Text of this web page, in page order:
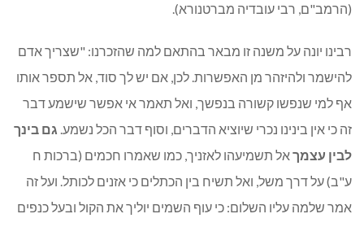
(הרמב"ם, רבי עובדיה מברטנורא).
רבינו יונה על משנה זו מבאר בהתאם למה שהזכרנו: "שצריך אדם
להישמר ולהיזהר מן האפשרות. לכן, אם יש לך סוד, אל תספר אותו
אף למי שנפשו קשורה בנפשך, ואל תאמר אי אפשר שישמע דבר
זה כי אין בינינו נכרי שיוציא הדברים, וסוף דבר הכל נשמע. גם בינך
לבין עצמךאל תשמיעהו לאזניך, כמו שאמרו חכמים (ברכות ח
ע"ב) על דרך משל, ואל תשיח בין הכתלים כי אזנים לכותל. ועל זה
אמר שלמה עליו השלום: כי עוף השמים יוליך את הקול ובעל כנפים